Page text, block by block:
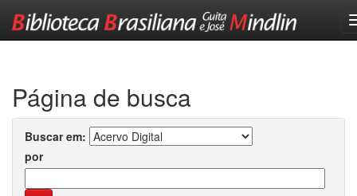
Página de busca
Buscar em:
por